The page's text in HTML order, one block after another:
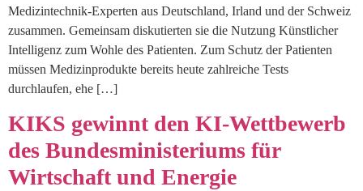
Medizintechnik-Experten aus Deutschland, Irland und der Schweiz
zusammen. Gemeinsam diskutierten sie die Nutzung Künstlicher
Intelligenz zum Wohle des Patienten. Zum Schutz der Patienten
müssen Medizinprodukte bereits heute zahlreiche Tests
durchlaufen, ehe […]
KIKS gewinnt den KI-Wettbewerb
des Bundesministeriums für
Wirtschaft und Energie